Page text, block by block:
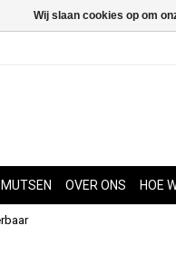
MUTSEN OVER ONS HOE
Wij slaan cookies op om